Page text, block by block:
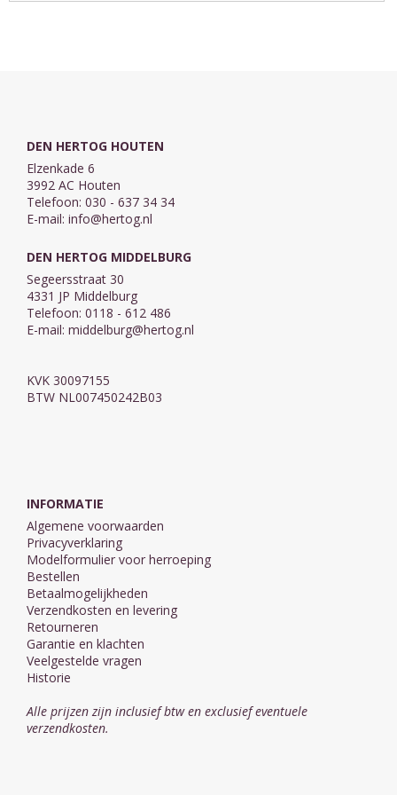
DEN HERTOG HOUTEN
Elzenkade 6
3992 AC Houten
Telefoon: 030 - 637 34 34
E-mail: info@hertog.nl
DEN HERTOG MIDDELBURG
Segeersstraat 30
4331 JP Middelburg
Telefoon: 0118 - 612 486
E-mail: middelburg@hertog.nl
KVK 30097155
BTW NL007450242B03
INFORMATIE
Algemene voorwaarden
Privacyverklaring
Modelformulier voor herroeping
Bestellen
Betaalmogelijkheden
Verzendkosten en levering
Retourneren
Garantie en klachten
Veelgestelde vragen
Historie
Alle prijzen zijn inclusief btw en exclusief eventuele
verzendkosten.